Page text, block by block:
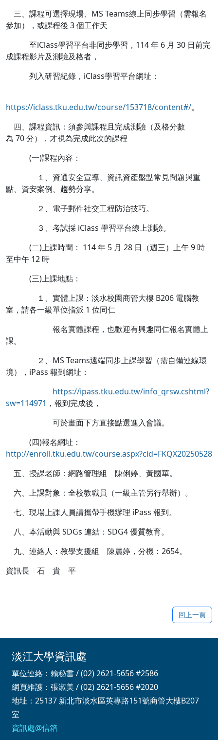
三、課程可選擇現場、MS Teams線上同步學習（需報名
參加），或課程後 3 個工作天
至iClass學習平台非同步學習，114 年 6 月 30 日前完
成課程影片及測驗及格者，
列入研習紀錄，iClass學習平台網址：
https://iclass.tku.edu.tw/course/153718/content#/。
四、課程資訊：須參與課程且完成測驗（及格分數
為 70 分），才視為完成此次的課程
(一)課程內容：
１、資通安全宣導、資訊資產盤點常見問題與重
點、資安案例、趨勢分享。
２、電子郵件社交工程防治技巧。
３、考試採 iClass 學習平台線上測驗。
(二)上課時間： 114 年 5 月 28 日（週三）上午 9 時
至中午 12 時
(三)上課地點：
１、實體上課：淡水校園商管大樓 B206 電腦教
室，請各一級單位指派 1 位同仁
報名實體課程，也歡迎有興趣同仁報名實體上
課。
２、MS Teams遠端同步上課學習（需自備連線環
境），iPass 報到網址：
https://ipass.tku.edu.tw/info_qrsw.cshtml?
sw=114971 ，報到完成後，
可於畫面下方直接點選進入會議。
(四)報名網址：
http://enroll.tku.edu.tw/course.aspx?cid=FKQX20250528
五、授課老師：網路管理組 陳俐婷、黃國華。
六、上課對象：全校教職員（一級主管另行舉辦）。
七、現場上課人員請攜帶手機辦理 iPass 報到。
八、本活動與 SDGs 連結：SDG4 優質教育。
九、連絡人：教學支援組 陳麗婷，分機：2654。
資訊長 石 貴 平
回上一頁
淡江大學資訊處
單位連絡：賴秘書 / (02) 2621-5656 #2586
網頁維護：張淑美 / (02) 2621-5656 #2020
地址：25137 新北市淡水區英專路151號商管大樓B207
室
資訊處@信箱